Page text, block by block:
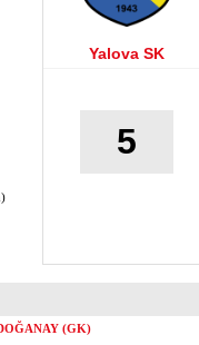
Yalova SK
5
(GK)